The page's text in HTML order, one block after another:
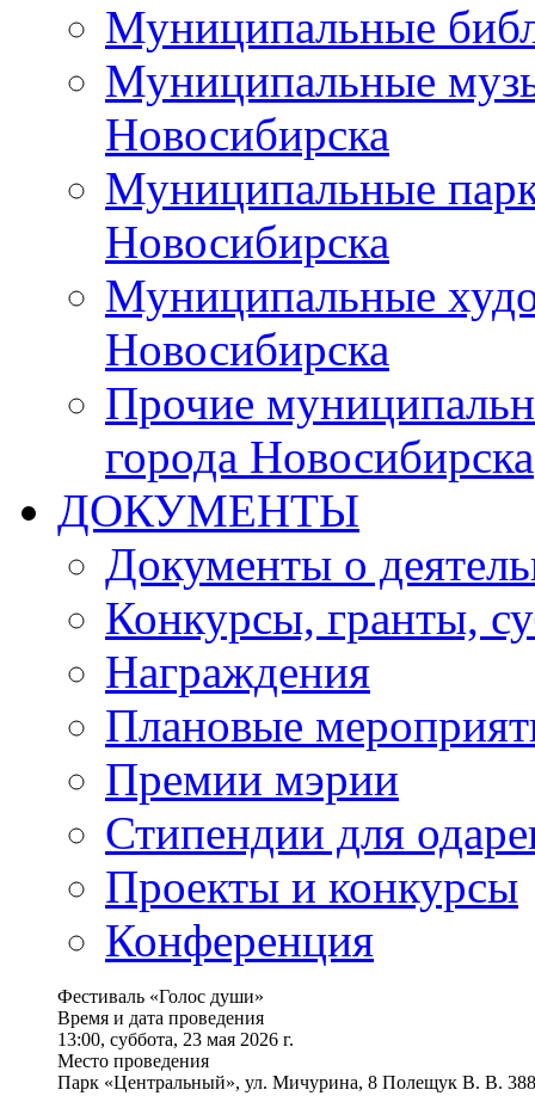
Муниципальные
Муниципальные
Новосибирска
Муниципальные
Новосибирска
Муниципальные
Новосибирска
Прочие
города Новосибирска
ДОКУМЕНТЫ
Документы о
Конкурсы, гранты,
Награждения
Плановые
Премии мэрии
Стипендии для
Проекты и конкурсы
Конференция
Фестиваль «Голос души»
Время и дата проведения
13:00, суббота, 23 мая 2026 г.
Место проведения
Парк «Центральный», ул. Мичурина, 8 Полещук В. В.